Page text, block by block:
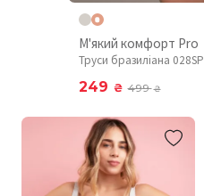
М'який комфорт Pro
Труси бразиліана 028SP
249 ₴ 499₴